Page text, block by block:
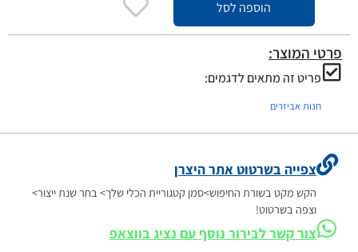
הוספה לסל
פרטי המוצר:
פריט זה מתאים לדגמים:
חנות אביזרים
צפייה בשרטוט אתר היצרן
הקש מקט בשורת החיפוש>סמן קטגוריית הכלי שלך> בחר שנת ייצור>
וצפה בשרטוט!
צור קשר לבירור נוסף עם נציג בווצאפ